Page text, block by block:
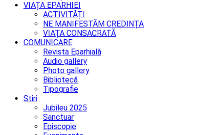
VIAȚA EPARHIEI
ACTIVITĂȚI
NE MANIFESTĂM CREDINȚA
VIAȚA CONSACRATĂ
COMUNICARE
Revista Eparhială
Audio gallery
Photo gallery
Bibliotecă
Tipografie
Stiri
Jubileu 2025
Sanctuar
Episcopie